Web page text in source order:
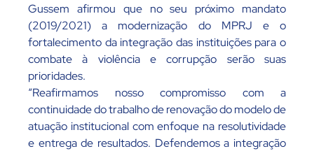
Gussem afirmou que no seu próximo mandato
(2019/2021) a modernização do MPRJ e o
fortalecimento da integração das instituições para o
combate à violência e corrupção serão suas
prioridades.
“Reafirmamos nosso compromisso com a
continuidade do trabalho de renovação do modelo de
atuação institucional com enfoque na resolutividade
e entrega de resultados. Defendemos a integração